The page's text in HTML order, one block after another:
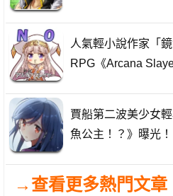
人氣輕小說作家「
RPG《Arcana
賈船第二波美少女
魚公主！？》曝光！
→查看更多熱門文章